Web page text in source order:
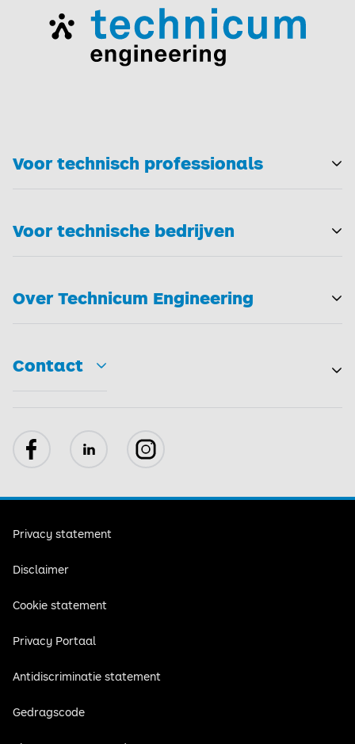
Voor technisch professionals
Voor technische bedrijven
Over Technicum Engineering
Contact
FacebookLinkedIn Instagram
Privacy statement
Disclaimer
Cookie statement
Privacy Portaal
Antidiscriminatie statement
Gedragscode